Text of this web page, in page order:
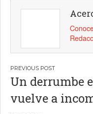
Navegación
de
entradas
Un derrumbe
vuelve a